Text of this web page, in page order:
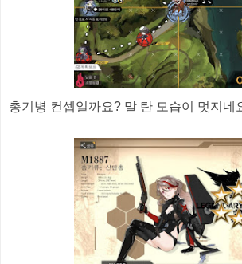
총기병 컨셉일까요? 말 탄 모습이 멋지네